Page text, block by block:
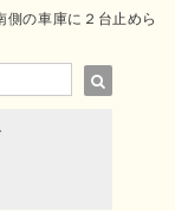
の車庫に２台止めら